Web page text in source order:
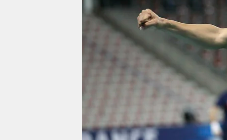
wahrheit
verlag
verlag
veranstaltungen
unterstützen